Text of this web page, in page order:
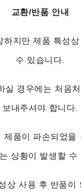
교환/반품 안내
하지만 제품 특성
수 있습니다.
실 경우에는 처음
보내주셔야 합니다.
품이 파손되었을
상황이 발생할 수
상 사용 후 반품이